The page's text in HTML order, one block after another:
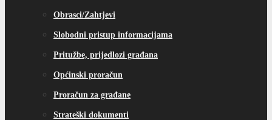
Obrasci/Zahtjevi
Slobodni pristup informacijama
Pritužbe, prijedlozi građana
Općinski proračun
Proračun za građane
Strateški dokumenti